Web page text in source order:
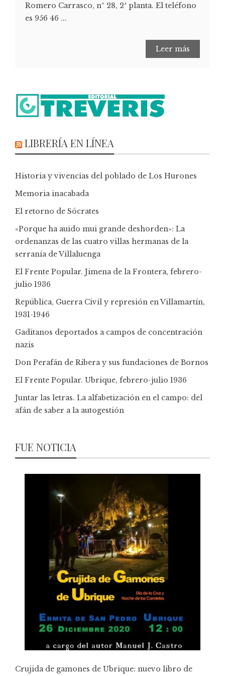
Romero Carrasco, nº 28, 2ª planta. El teléfono
es 956 46 ...
Leer más
LIBRERÍA EN LÍNEA
Historia y vivencias del poblado de Los Hurones
Memoria inacabada
El retorno de Sócrates
«Porque ha auido mui grande deshorden»: La
ordenanzas de las cuatro villas hermanas de la
serranía de Villaluenga
El Frente Popular. Jimena de la Frontera, febrero-
julio 1936
República, Guerra Civil y represión en Villamartín,
1931-1946
Gaditanos deportados a campos de concentración
nazis
Don Perafán de Ribera y sus fundaciones de Bornos
El Frente Popular. Ubrique, febrero-julio 1936
Juntar las letras. La alfabetización en el campo: del
afán de saber a la autogestión
FUE NOTICIA
Crujida de gamones de Ubrique: nuevo libro de